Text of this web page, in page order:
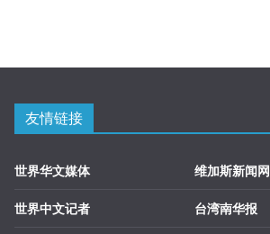
友情链接
世界华文媒体
世界中文记者
维加斯新闻网
台湾南华报